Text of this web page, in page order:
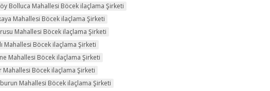
Bolluca Mahallesi Böcek ilaçlama Şirketi
Mahallesi Böcek ilaçlama Şirketi
Mahallesi Böcek ilaçlama Şirketi
Mahallesi Böcek ilaçlama Şirketi
Mahallesi Böcek ilaçlama Şirketi
Böcek ilaçlama Şirketi
Mahallesi Böcek ilaçlama Şirketi